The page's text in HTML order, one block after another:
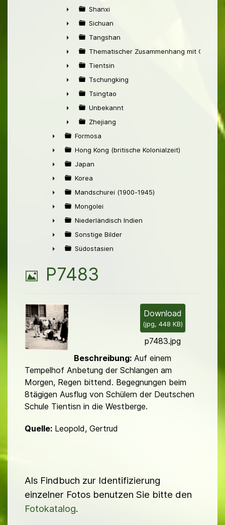
►
►
Shanxi
►
Sichuan
►
Tangshan
►
Thematischer Zusammenhang mit China
►
Tientsin
►
Tschungking
►
Tsingtao
►
Unbekannt
►
Zhejiang
►
Formosa
►
Hong Kong (britische Kolonialzeit)
►
Japan
►
Korea
►
Mandschurei (1900-1945)
►
Mongolei
►
Niederländisch Indien
►
Sonstige Bilder
Südostasien
B
l
d
P7483
Download
(jpg, 448 KB)
p7483.jpg
Beschreibung:Auf einem
Tempelhof Anbetung der Schlangen am
Morgen, Regen bittend. Begeg­nungen beim
8tägigen Ausflug von Schülern der Deutschen
Schule Tientisn in die Westberge.
Quelle: Leopold, Gertrud
Als Findbuch zur Identifizierung
einzelner Fotos benutzen Sie bitte den
Fotokatalog.